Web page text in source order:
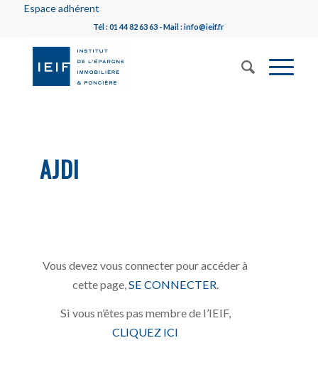
Espace adhérent
Tél : 01 44 82 63 63 - Mail : info@ieif.fr
AJDI
Vous devez vous connecter pour accéder à
cette page, SE CONNECTER
Si vous n’êtes pas membre de l’IEIF,
CLIQUEZ ICI